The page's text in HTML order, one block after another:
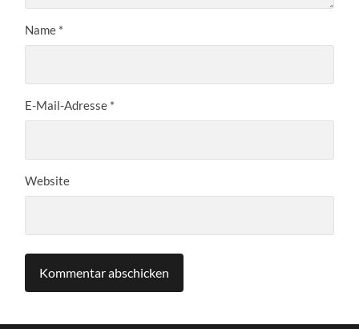
Name *
E-Mail-Adresse *
Website